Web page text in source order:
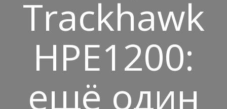
Trackhawk
HPE1200:
ещё один